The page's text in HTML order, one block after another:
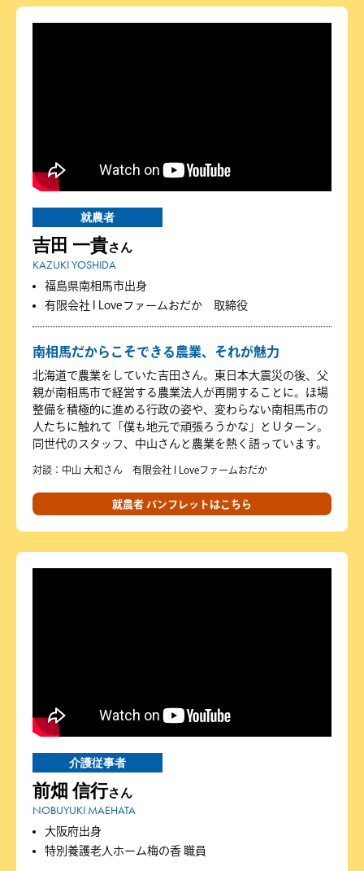
就農者
吉田 一貴さん
KAZUKI YOSHIDA
福島県南相馬市出身
有限会社 I Loveファームおだか 取締役
南相馬だからこそできる農業、それが魅力
北海道で農業をしていた吉田さん。東日本大震災の後、父
親が南相馬市で経営する農業法人が再開することに。ほ場
整備を積極的に進める行政の姿や、変わらない南相馬市の
人たちに触れて「僕も地元で頑張ろうかな」とＵターン。
同世代のスタッフ、中山さんと農業を熱く語っています。
対談：中山 大和さん 有限会社 I Loveファームおだか
就農者 パンフレットはこちら
介護従事者
前畑 信行さん
NOBUYUKI MAEHATA
大阪府出身
特別養護老人ホーム梅の香 職員